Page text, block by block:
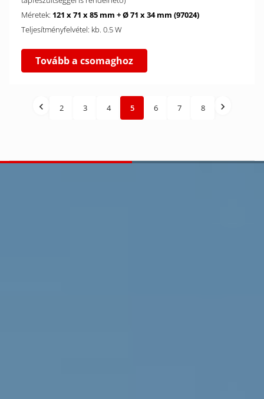
Méretek: 121 x 71 x 85 mm + Ø 71 x 34 mm (97024)
Teljesítményfelvétel: kb. 0.5 W
Tovább a csomaghoz
2 3 4 5 6 7 8